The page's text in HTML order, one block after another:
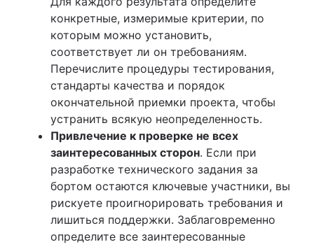
конкретные, измеримые критерии, по
которым можно установить,
соответствует ли он требованиям.
Перечислите процедуры тестирования,
стандарты качества и порядок
окончательной приемки проекта, чтобы
устранить всякую неопределенность.
Привлечение к проверке не всех
заинтересованных сторон. Если при
разработке технического задания за
бортом остаются ключевые участники, вы
рискуете проигнорировать требования и
лишиться поддержки. Заблаговременно
определите все заинтересованные